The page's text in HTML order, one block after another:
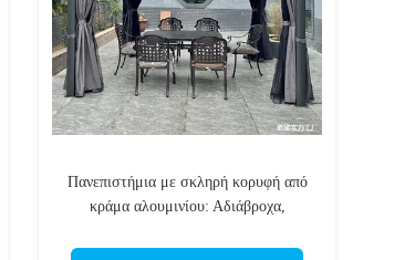
Πανεπιστήμια με σκληρή κορυφή από
κράμα αλουμινίου: Αδιάβροχα,